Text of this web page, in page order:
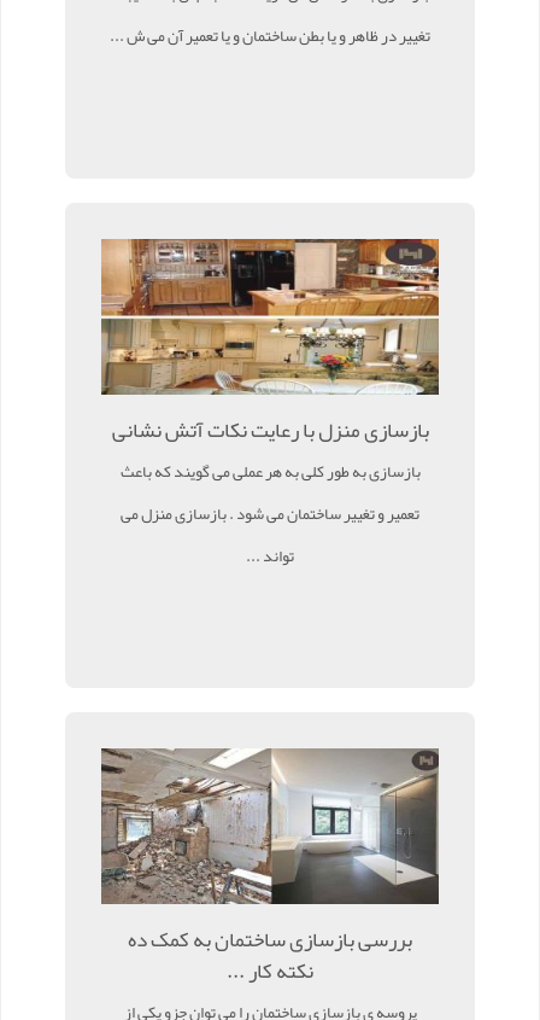
تغییر در ظاهر و یا بطن ساختمان و یا تعمیر آن می ش ...
بازسازی منزل با رعایت نکات آتش نشانی
بازسازی به طور کلی به هر عملی می گویند که باعث
تعمیر و تغییر ساختمان می شود . بازسازی منزل می
تواند ...
بررسی بازسازی ساختمان به کمک ده
نکته کار ...
پروسه ی بازسازی ساختمان را می توان جزو یکی از